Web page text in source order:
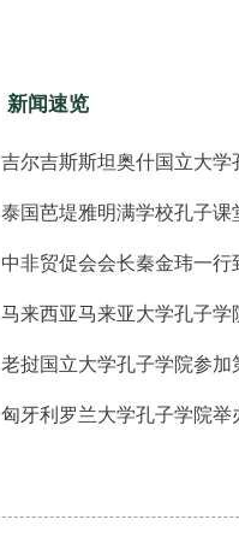
新闻速览
吉尔吉斯斯坦奥什国立大
泰国芭堤雅明满学校孔子课
中非贸促会会长秦金玮一
马来西亚马来亚大学孔子
老挝国立大学孔子学院参
匈牙利罗兰大学孔子学院举